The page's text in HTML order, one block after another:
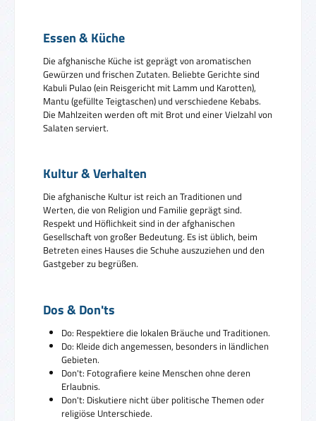
Essen & Küche
Die afghanische Küche ist geprägt von aromatischen
Gewürzen und frischen Zutaten. Beliebte Gerichte sind
Kabuli Pulao (ein Reisgericht mit Lamm und Karotten),
Mantu (gefüllte Teigtaschen) und verschiedene Kebabs.
Die Mahlzeiten werden oft mit Brot und einer Vielzahl von
Salaten serviert.
Kultur & Verhalten
Die afghanische Kultur ist reich an Traditionen und
Werten, die von Religion und Familie geprägt sind.
Respekt und Höflichkeit sind in der afghanischen
Gesellschaft von großer Bedeutung. Es ist üblich, beim
Betreten eines Hauses die Schuhe auszuziehen und den
Gastgeber zu begrüßen.
Dos & Don'ts
Do: Respektiere die lokalen Bräuche und Traditionen.
Do: Kleide dich angemessen, besonders in ländlichen
Gebieten.
Don't: Fotografiere keine Menschen ohne deren
Erlaubnis.
Don't: Diskutiere nicht über politische Themen oder
religiöse Unterschiede.